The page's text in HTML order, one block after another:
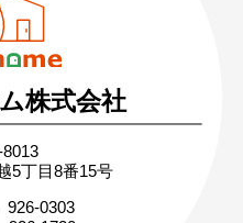
9:30 〜 17:30
問い合わせ
相談ください
にお答えします
株式会社
5丁目8番15号
926-0303